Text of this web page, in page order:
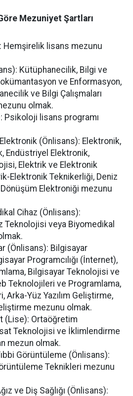
Mezuniyet Şartları
Hemşirelik lisans mezunu
Kütüphanecilik, Bilgi ve
ve Enformasyon,
ve Bilgi Çalışmaları
olmak.
Psikoloji lisans programı
(Önlisans): Elektronik,
Endüstriyel Elektronik,
Elektrik ve Elektronik
Elektronik Teknikerliği, Deniz
Elektroniği mezunu
Cihaz (Önlisans):
Teknolojisi veya Biyomedikal
(Önlisans): Bilgisayar
Programcılığı (İnternet),
Bilgisayar Teknolojisi ve
Teknolojileri ve Programlama,
Arka-Yüz Yazılım Geliştirme,
mezunu olmak.
(Lise): Ortaöğretim
Teknolojisi ve İklimlendirme
mezun olmak.
Görüntüleme (Önlisans):
Teknikleri mezunu
ve Diş Sağlığı (Önlisans):